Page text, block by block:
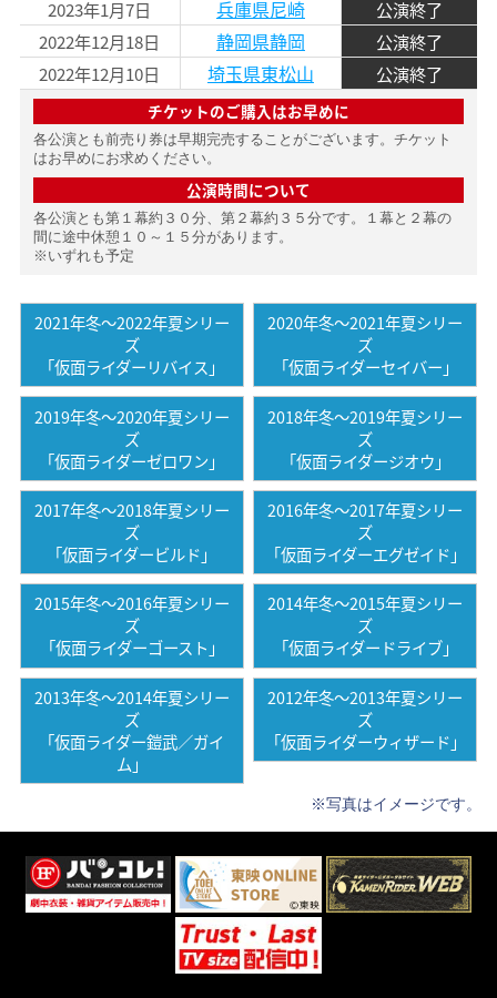
2023年1月7日
兵庫県尼崎
公演終了
2022年12月18日
静岡県静岡
公演終了
2022年12月10日
埼玉県東松山 公演終了
チケットのご購入はお早めに
各公演とも前売り券は早期完売することがございます。チケット
はお早めにお求めください。
公演時間について
各公演とも第１幕約３０分、第２幕約３５分です。１幕と２幕の
間に途中休憩１０～１５分があります。
※いずれも予定
2021年冬〜2022年夏シリー
ズ
「仮面ライダーリバイス」
2020年冬〜2021年夏シリー
ズ
「仮面ライダーセイバー」
2019年冬〜2020年夏シリー
ズ
「仮面ライダーゼロワン」
2018年冬〜2019年夏シリー
ズ
「仮面ライダージオウ」
2017年冬〜2018年夏シリー
ズ
「仮面ライダービルド」
2016年冬〜2017年夏シリー
ズ
「仮面ライダーエグゼイド」
2015年冬〜2016年夏シリー
ズ
「仮面ライダーゴースト」
2014年冬〜2015年夏シリー
ズ
「仮面ライダードライブ」
2013年冬〜2014年夏シリー
ズ
「仮面ライダー鎧武／ガイ
ム」
2012年冬〜2013年夏シリー
ズ
「仮面ライダーウィザード」
※写真はイメージです。